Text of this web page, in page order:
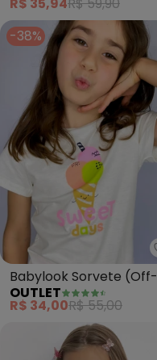
(Branco)
R$ 35,94R$ 59,90
-38%
Babylook Sorvete (Off-
White)
OUTLET
R$ 34,00R$ 55,00